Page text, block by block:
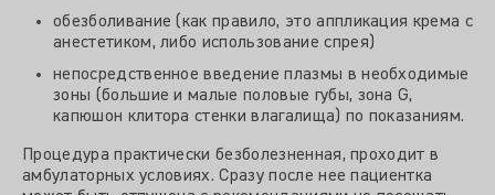
обезболивание (как правило, это аппликация крема с
анестетиком, либо использование спрея)
непосредственное введение плазмы в необходимые
зоны (большие и малые половые губы, зона G,
капюшон клитора стенки влагалища) по показаниям.
Процедура практически безболезненная, проходит в
амбулаторных условиях. Сразу после нее пациентка